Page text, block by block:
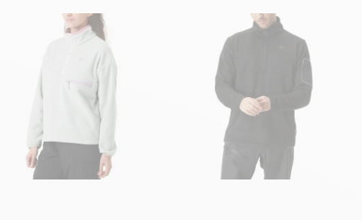
Taille en stock
Taille en stock